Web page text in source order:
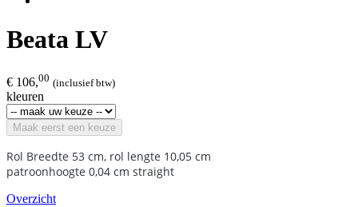
Beata LV
€ 106,00 (inclusief btw)
kleuren
Maak eerst een keuze
Rol Breedte 53 cm, rol lengte 10,05 cm
patroonhoogte 0,04 cm straight
Overzicht